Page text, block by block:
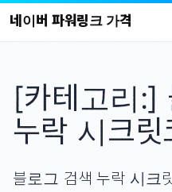
콘
가
네이버 파워링크 가격
[카테고리:]
누락 시크릿
블로그 검색 누락 시크